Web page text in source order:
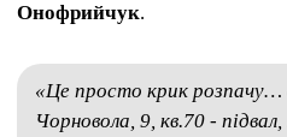
Онофрийчук.
«Це просто крик розпачу…
Чорновола, 9, кв.70 -